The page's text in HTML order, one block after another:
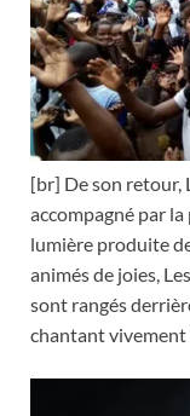
[br] De son retour,
accompagné par
lumière produite
animés de joies,
sont rangés
chantant vivement